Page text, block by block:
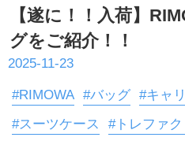
【遂に！！入荷】
グをご紹介！！
2025-11-23
#RIMOWA #バッグ #キャ
#スーツケース
#トレファ